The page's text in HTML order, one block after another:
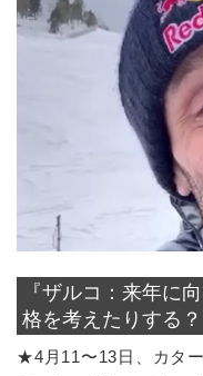
『ザルコ：来年に
格を考えたりする？
★4月11〜13日、カタ